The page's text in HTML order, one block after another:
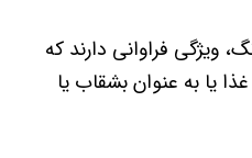
ویژگی فراوانی دارند که
یا به عنوان بشقاب یا